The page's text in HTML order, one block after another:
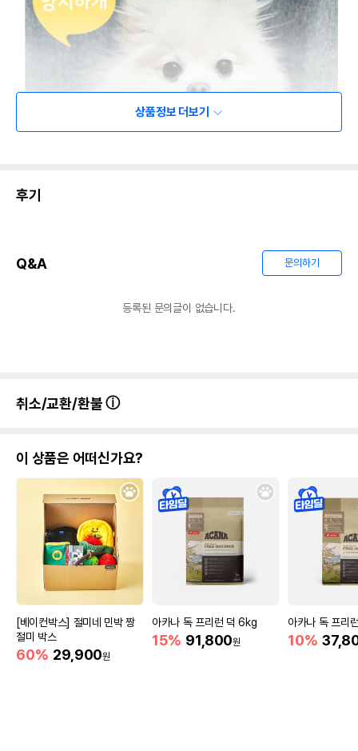
상품정보 더보기
후기
Q&A 문의하기
등록된 문의글이 없습니다.
취소/교환/환불
이 상품은 어떠신가요?
[베이컨박스] 절미네 민박 짱
절미 박스
60% 29,900원
아카나 독 프리런 덕 6kg
15% 91,800원
아카나 독 프리
10%